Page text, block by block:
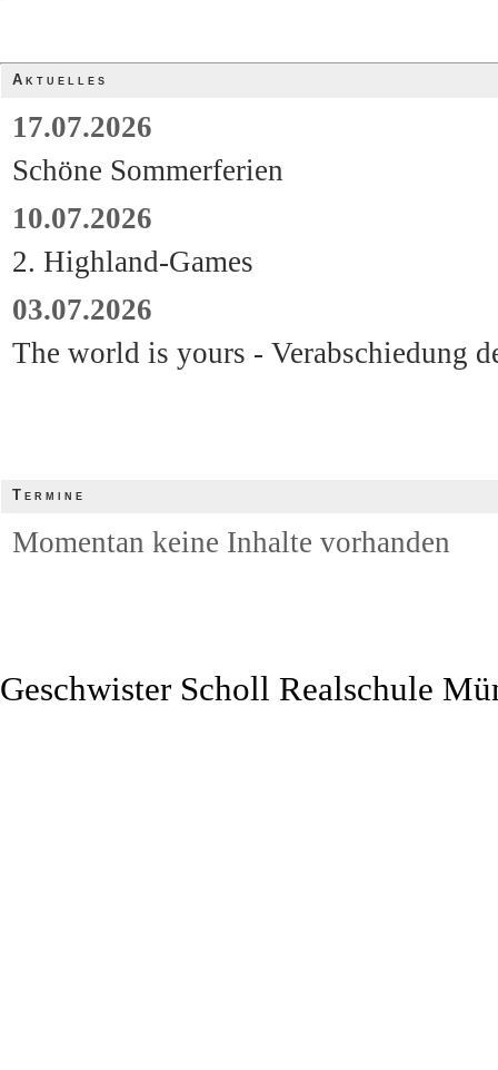
Aktuelles
17.07.2026
Schöne Sommerferien
10.07.2026
2. Highland-Games
03.07.2026
The world is yours - Verabschiedung
Termine
Momentan keine Inhalte vorhanden
Geschwister Scholl Realschule